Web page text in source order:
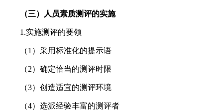
（三）人员素质测评的实施
1.实施测评的要领
（1）采用标准化的提示语
（2）确定恰当的测评时限
（3）创造适宜的测评环境
（4）选派经验丰富的测评者